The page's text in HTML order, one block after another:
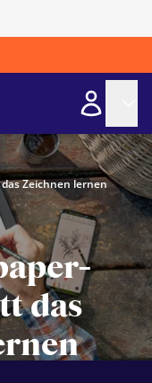
Zeichnen lernen
das